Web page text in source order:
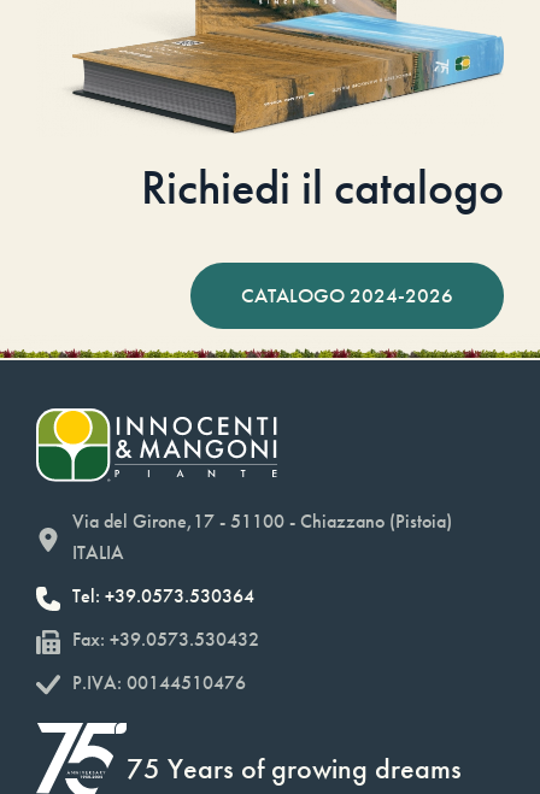
Richiedi il catalogo
CATALOGO 2024-2026
Via del Girone,17 - 51100 - Chiazzano (Pistoia)
ITALIA
Tel: +39.0573.530364
Fax: +39.0573.530432
P.IVA: 00144510476
75 Years of growing dreams